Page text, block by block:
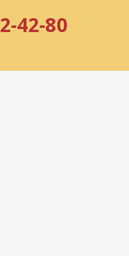
2-42-80